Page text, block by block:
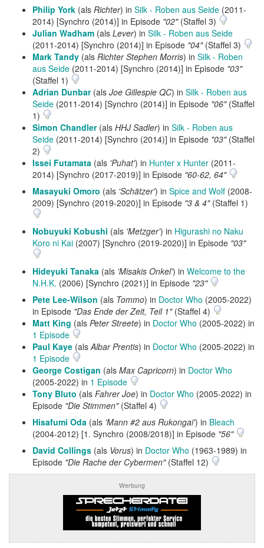
Philip York (als Richter) in Silk - Roben aus Seide (2011-
2014) [Synchro (2014)] in Episode "02"(Staffel 3)
Julian Wadham (als Lever) in Silk - Roben aus Seide
(2011-2014) [Synchro (2014)] in Episode "04"(Staffel 3)
Mark Tandy (als Richter Stephen Morris) in Silk - Roben
aus Seide (2011-2014) [Synchro (2014)] in Episode "03"
(Staffel 1)
Adrian Dunbar(als Joe Gillespie QC) in Silk - Roben aus
Seide (2011-2014) [Synchro (2014)] in Episode "06"(Staffel
1)
Simon Chandler(als HHJ Sadler) in Silk - Roben aus
Seide (2011-2014) [Synchro (2014)] in Episode "03"(Staffel
2)
Issei Futamata (als 'Puhat') in Hunter x Hunter (2011-
2014) [Synchro (2017-2019)] in Episode "60-62, 64"
Masayuki Omoro (als 'Schätzer') in Spice and Wolf (2008-
2009) [Synchro (2019-2020)] in Episode "3 & 4"(Staffel 1)
Nobuyuki Kobushi (als 'Metzger') in Higurashi no Naku
Koro ni Kai (2007) [Synchro (2019-2020)] in Episode "03"
Hideyuki Tanaka (als 'Misakis Onkel') in Welcome to the
N.H.K. (2006) [Synchro (2021)] in Episode "23"
Pete Lee-Wilson (als Tommo) in Doctor Who (2005-2022)
in Episode "Das Ende der Zeit, Teil 1"(Staffel 4)
Matt King (als Peter Streete) in Doctor Who (2005-2022) in
1 Episode
Paul Kaye (alsAlbar Prentis) in Doctor Who (2005-2022) in
1 Episode
George Costigan (als Max Capricorn) in Doctor Who
(2005-2022) in 1 Episode
Tony Bluto (als Fahrer Joe) in Doctor Who (2005-2022) in
Episode "Die Stimmen"(Staffel 4)
Hisafumi Oda (als 'Mann #2 aus Rukongai') in Bleach
(2004-2012) [1. Synchro (2008/2018)] in Episode "56"
David Collings (als Vorus) in Doctor Who (1963-1989) in
Episode "Die Rache der Cybermen"(Staffel 12)
Werbung